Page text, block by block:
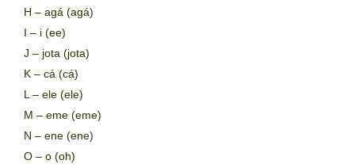
H – agá (agá)
I – i (ee)
J – jota (jota)
K – cá (cá)
L – ele (ele)
M – eme (eme)
N – ene (ene)
O – o (oh)